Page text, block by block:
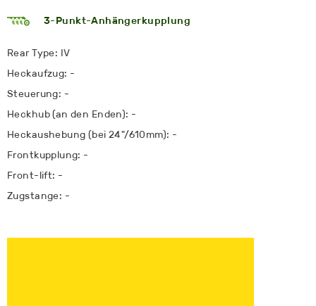
3-Punkt-Anhängerkupplung
Rear Type: IV
Heckaufzug: -
Steuerung: -
Heckhub (an den Enden): -
Heckaushebung (bei 24"/610mm): -
Frontkupplung: -
Front-lift: -
Zugstange: -